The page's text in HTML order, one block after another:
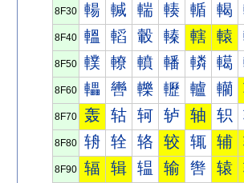
8F30 輰 輱 輲 輳 輴 輵
8F40 轀 轁 轂 轃 轄 轅
8F50 轐 轑 轒 轓 轔 轕
8F60 轠 轡 轢 轣 轤 轥
8F70 轰 轱 轲 轳 轴 轵
8F80 辀 辁 辂 较 辄 辅
8F90 辐 辑 辒 输 辔 辕